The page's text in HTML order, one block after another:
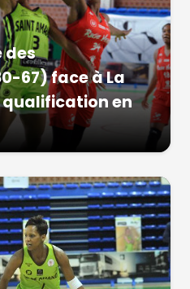
des
67) face à La
qualification en